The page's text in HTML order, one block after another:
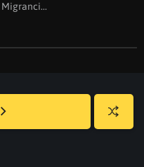
Migranci...